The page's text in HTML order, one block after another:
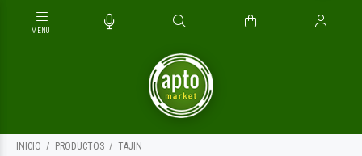
INICIO PRODUCTOS TAJIN